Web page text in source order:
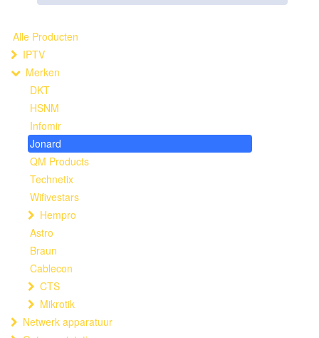
Alle Producten
IPTV
Merken
DKT
HSNM
Infomir
Jonard
QM Products
Technetix
Wifivestars
Hempro
Astro
Braun
Cablecon
CTS
Mikrotik
Netwerk apparatuur